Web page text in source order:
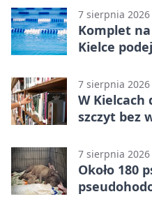
7 sierpnia 2026
Komplet
Kielce
7 sierpnia 2026
W Kielcach
szczyt bez
7 sierpnia 2026
Około 180